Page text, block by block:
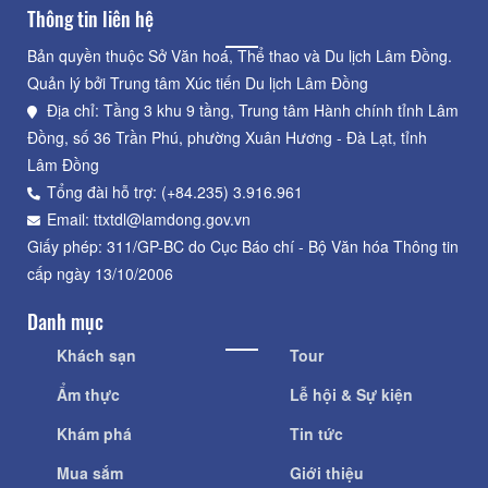
Thông tin liên hệ
Bản quyền thuộc Sở Văn hoá, Thể thao và Du lịch Lâm Đồng.
Quản lý bởi Trung tâm Xúc tiến Du lịch Lâm Đồng
Địa chỉ: Tầng 3 khu 9 tầng, Trung tâm Hành chính tỉnh Lâm
Đồng, số 36 Trần Phú, phường Xuân Hương - Đà Lạt, tỉnh
Lâm Đồng
Tổng đài hỗ trợ: (+84.235) 3.916.961
Email: ttxtdl@lamdong.gov.vn
Giấy phép: 311/GP-BC do Cục Báo chí - Bộ Văn hóa Thông tin
cấp ngày 13/10/2006
Danh mục
Khách sạn
Ẩm thực
Khám phá
Mua sắm
Tour
Lễ hội & Sự kiện
Tin tức
Giới thiệu